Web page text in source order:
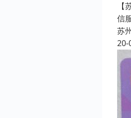
信
苏
20-